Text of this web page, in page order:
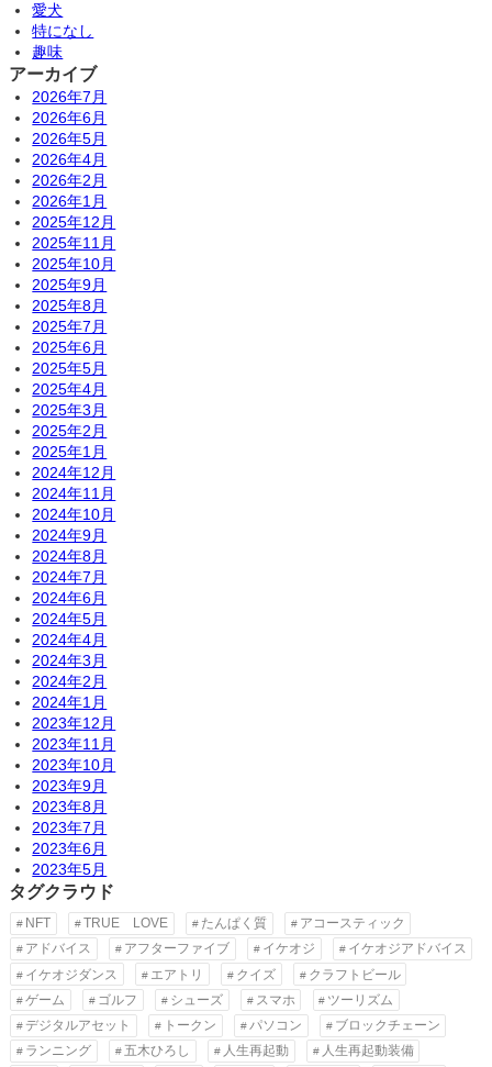
愛犬
特になし
趣味
アーカイブ
2026年7月
2026年6月
2026年5月
2026年4月
2026年2月
2026年1月
2025年12月
2025年11月
2025年10月
2025年9月
2025年8月
2025年7月
2025年6月
2025年5月
2025年4月
2025年3月
2025年2月
2025年1月
2024年12月
2024年11月
2024年10月
2024年9月
2024年8月
2024年7月
2024年6月
2024年5月
2024年4月
2024年3月
2024年2月
2024年1月
2023年12月
2023年11月
2023年10月
2023年9月
2023年8月
2023年7月
2023年6月
2023年5月
タグクラウド
NFT TRUE LOVE たんぱく質
アコースティック
アドバイス
アフターファイブ イケオジ
イケオジアドバイス
イケオジダンス
エアトリ クイズ
クラフトビール
ゲーム
ゴルフ シューズ スマホ
ツーリズム
デジタルアセット
トークン パソコン
ブロックチェーン
ランニング
五木ひろし 人生再起動
人生再起動装備